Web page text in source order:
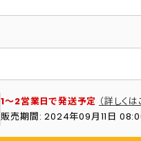
1～2営業日で発送予定 （詳しくは
販売期間: 2024年09月11日